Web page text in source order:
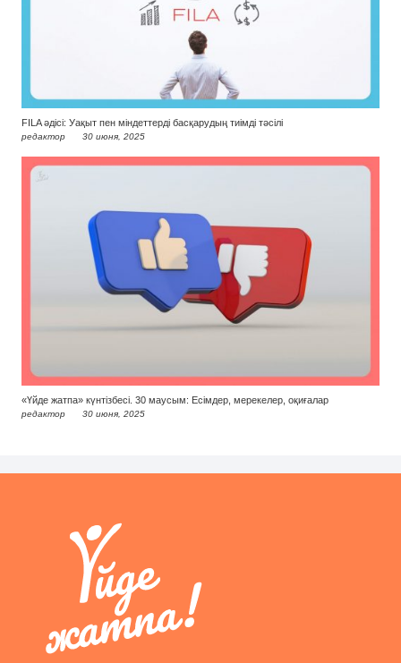
FILA әдісі: Уақыт пен міндеттерді басқарудың тиімді тәсілі
редактор 30 июня, 2025
«Үйде жатпа» күнтізбесі. 30 маусым: Есімдер, мерекелер, оқиғалар
редактор 30 июня, 2025